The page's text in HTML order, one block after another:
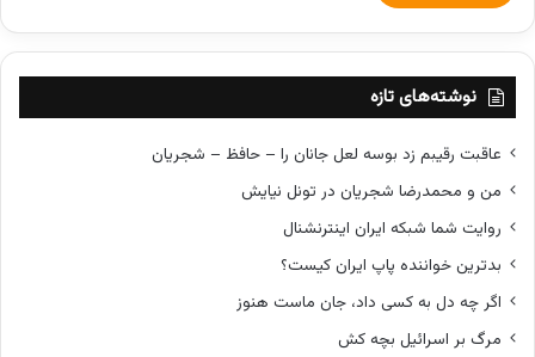
نوشته‌های تازه
عاقبت رقیبم زد بوسه لعل جانان را – حافظ – شجریان
من و محمدرضا شجریان در تونل نیایش
روایت شما شبکه ایران اینترنشنال
بدترین خواننده پاپ ایران کیست؟
اگر چه دل به کسی داد، جان ماست هنوز
مرگ بر اسرائیل بچه کش